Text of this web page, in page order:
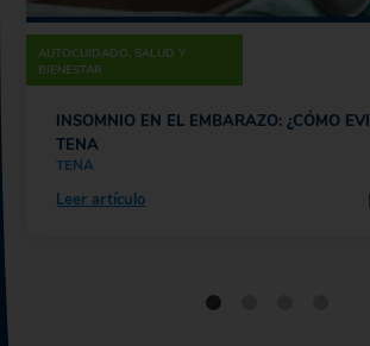
AUTOCUIDADO, SALUD Y
BIENESTAR
INSOMNIO EN EL EMBARAZO: ¿CÓMO
TENA
TENA
Leer artículo